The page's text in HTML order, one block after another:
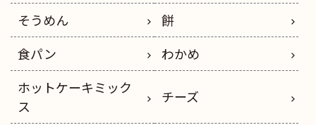
そうめん
餅
食パン
わかめ
ホットケーキミック
ス
チーズ